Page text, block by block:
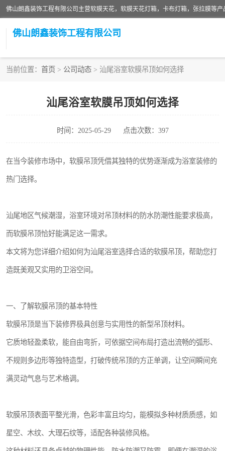
佛山朗鑫装饰工程有限公司
当前位置： 首页 > 公司动态 > 汕尾浴室软膜吊顶如何选择
汕尾浴室软膜吊顶如何选择
时间：2025-05-29 点击次数：397
在当今装修市场中，软膜吊顶凭借其独特的优势逐渐成为浴室装修的
热门选择。
汕尾地区气候潮湿，浴室环境对吊顶材料的防水防潮性能要求极高，
而软膜吊顶恰好能满足这一需求。
本文将为您详细介绍如何为汕尾浴室选择合适的软膜吊顶，帮助您打
造既美观又实用的卫浴空间。
一、了解软膜吊顶的基本特性
软膜吊顶是当下装修界极具创意与实用性的新型吊顶材料。
它质地轻盈柔软，能自由弯折，可依据空间布局打造出流畅的弧形、
不规则多边形等独特造型，打破传统吊顶的方正单调，让空间瞬间充
满灵动气息与艺术格调。
软膜吊顶表面平整光滑，色彩丰富且均匀，能模拟多种材质质感，如
星空、木纹、大理石纹等，适配各种装修风格。